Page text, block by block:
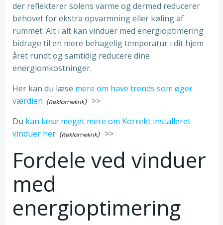
der reflekterer solens varme og dermed reducerer
behovet for ekstra opvarmning eller køling af
rummet. Alt i alt kan vinduer med energioptimering
bidrage til en mere behagelig temperatur i dit hjem
året rundt og samtidig reducere dine
energiomkostninger.
Her kan du læse mere om have trends som øger
værdien
>>
Du kan læse meget mere om Korrekt installeret
vinduer her
>>
Fordele ved vinduer
med
energioptimering